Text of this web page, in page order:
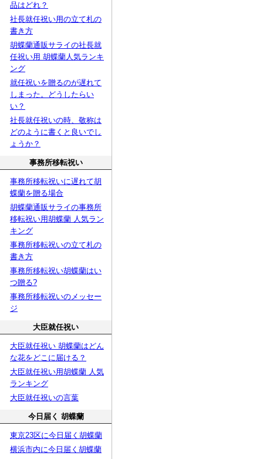
品はどれ？
社長就任祝い用の立て札の
書き方
胡蝶蘭通販サライの社長就
任祝い用 胡蝶蘭人気ランキ
ング
就任祝いを贈るのが遅れて
しまった。どうしたらい
い？
社長就任祝いの時、敬称は
どのように書くと良いでし
ょうか？
事務所移転祝い
事務所移転祝いに遅れて胡
蝶蘭を贈る場合
胡蝶蘭通販サライの事務所
移転祝い用胡蝶蘭 人気ラン
キング
事務所移転祝いの立て札の
書き方
事務所移転祝い胡蝶蘭はい
つ贈る?
事務所移転祝いのメッセー
ジ
大臣就任祝い
大臣就任祝い 胡蝶蘭はどん
な花をどこに届ける？
大臣就任祝い用胡蝶蘭 人気
ランキング
大臣就任祝いの言葉
今日届く 胡蝶蘭
東京23区に今日届く胡蝶蘭
横浜市内に今日届く胡蝶蘭